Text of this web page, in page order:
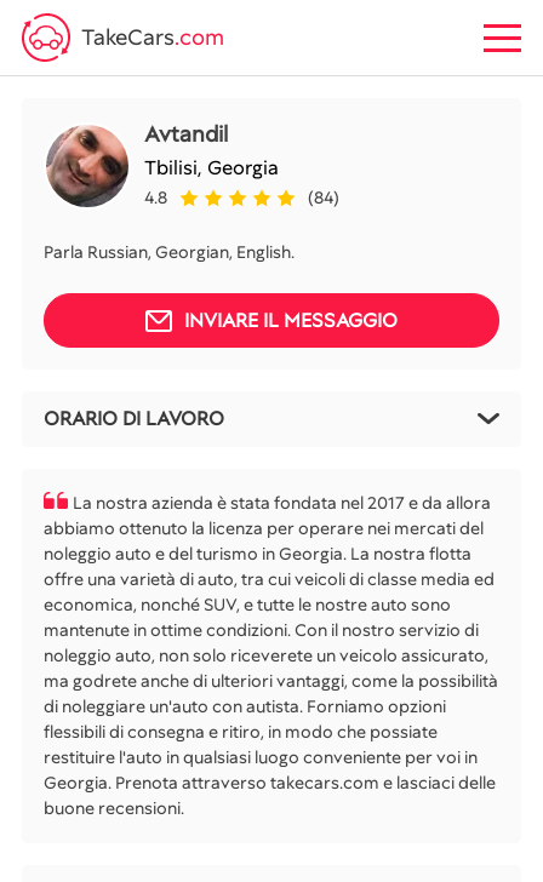
TakeCars.com
Avtandil
Tbilisi, Georgia
4.8 (84)
Parla Russian, Georgian, English.
INVIARE IL MESSAGGIO
ORARIO DI LAVORO
La nostra azienda è stata fondata nel 2017 e da allora
abbiamo ottenuto la licenza per operare nei mercati del
noleggio auto e del turismo in Georgia. La nostra flotta
offre una varietà di auto, tra cui veicoli di classe media ed
economica, nonché SUV, e tutte le nostre auto sono
mantenute in ottime condizioni. Con il nostro servizio di
noleggio auto, non solo riceverete un veicolo assicurato,
ma godrete anche di ulteriori vantaggi, come la possibilità
di noleggiare un'auto con autista. Forniamo opzioni
flessibili di consegna e ritiro, in modo che possiate
restituire l'auto in qualsiasi luogo conveniente per voi in
Georgia. Prenota attraverso takecars.com e lasciaci delle
buone recensioni.